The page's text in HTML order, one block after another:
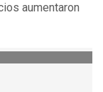
aumentaron